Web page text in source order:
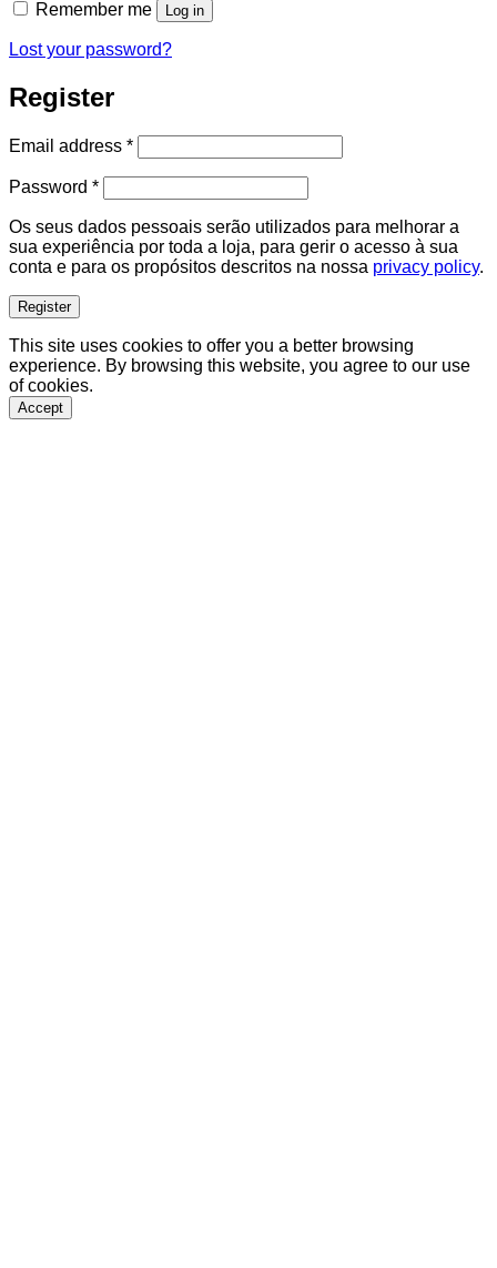
Remember me Log in
Lost your password?
Register
Email address *Required
Password *Required
Os seus dados pessoais serão utilizados para melhorar a
sua experiência por toda a loja, para gerir o acesso à sua
conta e para os propósitos descritos na nossa privacy policy.
Register
This site uses cookies to offer you a better browsing
experience. By browsing this website, you agree to our use
of cookies.
Accept